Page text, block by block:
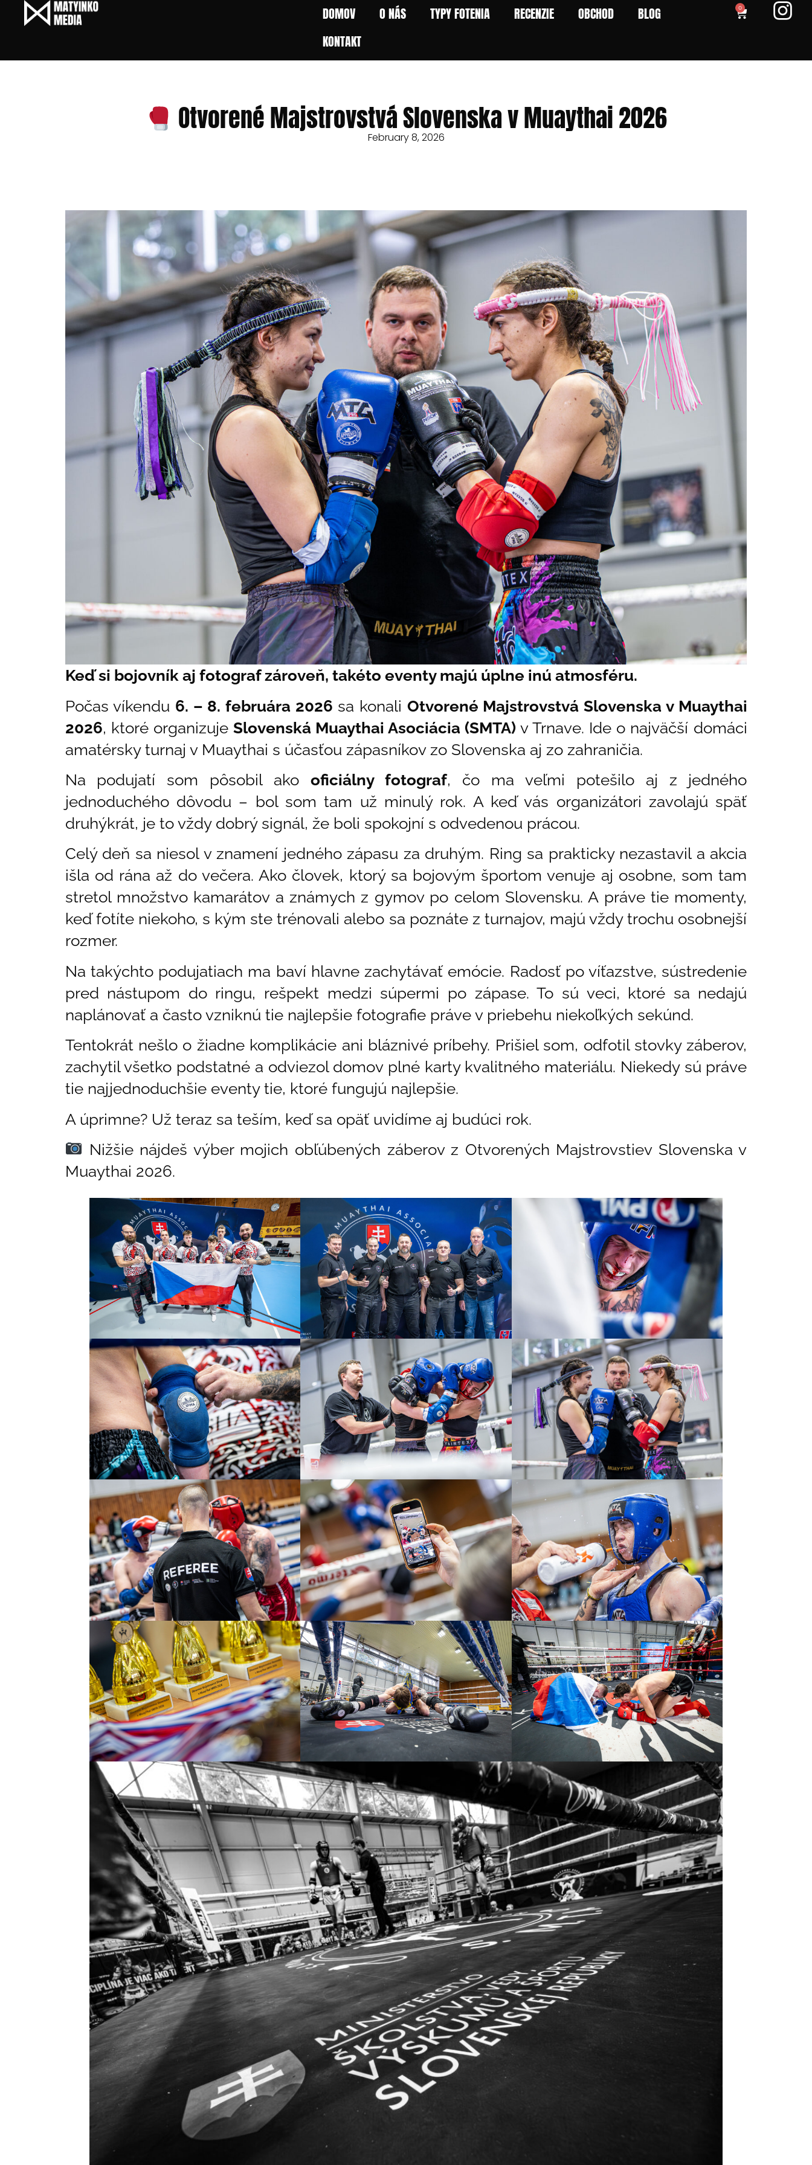
DOMOV O NÁS TYPY FOTENIA RECENZIE OBCHOD
BLOG
KONTAKT
0
Otvorené Majstrovstvá Slovenska v Muaythai 2026
February 8, 2026
Keď si bojovník aj fotograf zároveň, takéto eventy majú úplne inú atmosféru.
Počas víkendu 6. – 8. februára 2026 sa konali Otvorené Majstrovstvá Slovenska v Muaythai
2026, ktoré organizuje Slovenská Muaythai Asociácia (SMTA) v Trnave. Ide o najväčší domáci
amatérsky turnaj v Muaythai s účasťou zápasníkov zo Slovenska aj zo zahraničia.
Na podujatí som pôsobil akooficiálny fotograf, čo ma veľmi potešilo aj z jedného
jednoduchého dôvodu – bol som tam už minulý rok. A keď vás organizátori zavolajú späť
druhýkrát, je to vždy dobrý signál, že boli spokojní s odvedenou prácou.
Celý deň sa niesol v znamení jedného zápasu za druhým. Ring sa prakticky nezastavil a akcia
išla od rána až do večera. Ako človek, ktorý sa bojovým športom venuje aj osobne, som tam
stretol množstvo kamarátov a známych z gymov po celom Slovensku. A práve tie momenty,
keď fotíte niekoho, s kým ste trénovali alebo sa poznáte z turnajov, majú vždy trochu osobnejší
rozmer.
Na takýchto podujatiach ma baví hlavne zachytávať emócie. Radosť po víťazstve, sústredenie
pred nástupom do ringu, rešpekt medzi súpermi po zápase. To sú veci, ktoré sa nedajú
naplánovať a často vzniknú tie najlepšie fotografie práve v priebehu niekoľkých sekúnd.
Tentokrát nešlo o žiadne komplikácie ani bláznivé príbehy. Prišiel som, odfotil stovky záberov,
zachytil všetko podstatné a odviezol domov plné karty kvalitného materiálu. Niekedy sú práve
tie najjednoduchšie eventy tie, ktoré fungujú najlepšie.
A úprimne? Už teraz sa teším, keď sa opäť uvidíme aj budúci rok.
Nižšie nájdeš výber mojich obľúbených záberov z Otvorených Majstrovstiev Slovenska v
Muaythai 2026.